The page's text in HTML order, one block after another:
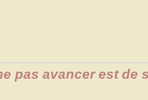
pas avancer est de